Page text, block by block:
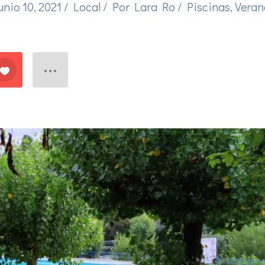
10, 2021 / Local / Por Lara Ro / Piscinas,